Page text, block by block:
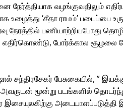
வழங்குவதிலும்
உழைத்து ‘சீதா ராமம்’ படைப்பை
நேரத்தில் பணியாற்றியபோது
எதிர்கொண்டு, போர்க்கால
சந்திரசேகர் பேசுகையில், ”
அவருடன் மூன்று படங்களில்
இசையுலகிற்கு